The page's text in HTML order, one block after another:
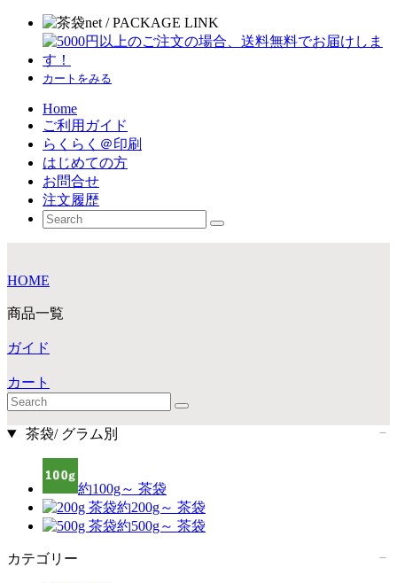
カートをみる
Home
ご利用ガイド
らくらく＠印刷
はじめての方
お問合せ
注文履歴
HOME
商品一覧
ガイド
カート
茶袋/ グラム別
約100g～ 茶袋
約200g～ 茶袋
約500g～ 茶袋
カテゴリー